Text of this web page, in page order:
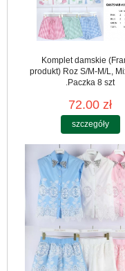
Komplet damskie
produkt) Roz S/M-M/L,
.Paczka 8 szt
72.00 zł
szczegóły